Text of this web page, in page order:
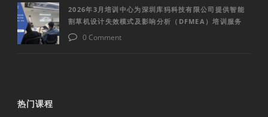
2026年3月培训中心为深圳库犸科技有限公司提供智能
割草机设计失效模式及影响分析（DFMEA）培训服务
0 Comment
热门课程